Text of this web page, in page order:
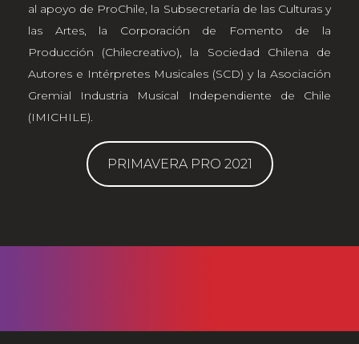
al apoyo de ProChile, la Subsecretaría de las Culturas y
las Artes, la Corporación de Fomento de la
Producción (Chilecreativo), la Sociedad Chilena de
Autores e Intérpretes Musicales (SCD) y la Asociación
Gremial Industria Musical Independiente de Chile
(IMICHILE).
PRIMAVERA PRO 2021